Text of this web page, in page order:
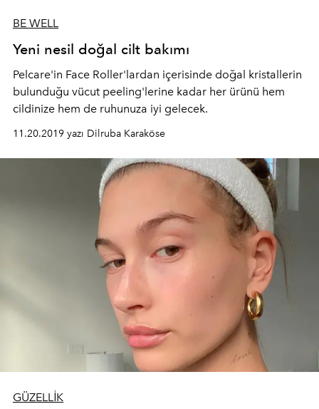
BE WELL
Yeni nesil doğal cilt bakımı
Pelcare'in Face Roller'lardan içerisinde doğal kristallerin
bulunduğu vücut peeling'lerine kadar her ürünü hem
cildinize hem de ruhunuza iyi gelecek.
11.20.2019 yazı Dilruba Karaköse
GÜZELLİK